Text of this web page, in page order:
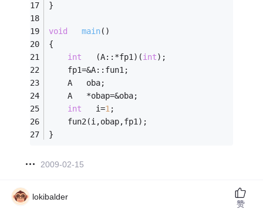
}
void main()
{
int
   (A::*fp1)(
int);
	fp1=&A::fun1;
	A   oba;
	A   *obap=&oba;
int
   i=
1;
	fun2(i,obap,fp1);
}
2009-02-15
lokibalder
赞